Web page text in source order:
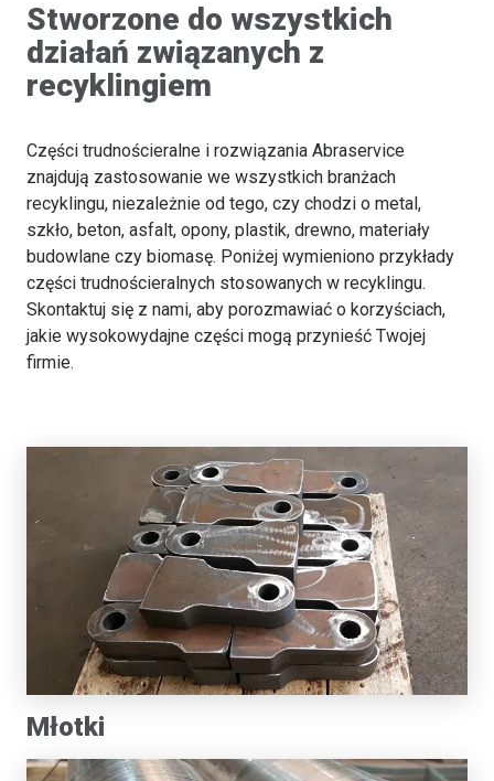
Stworzone do wszystkich
działań związanych z
recyklingiem
Części trudnościeralne i rozwiązania Abraservice
znajdują zastosowanie we wszystkich branżach
recyklingu, niezależnie od tego, czy chodzi o metal,
szkło, beton, asfalt, opony, plastik, drewno, materiały
budowlane czy biomasę. Poniżej wymieniono przykłady
części trudnościeralnych stosowanych w recyklingu.
Skontaktuj się z nami, aby porozmawiać o korzyściach,
jakie wysokowydajne części mogą przynieść Twojej
firmie.
Młotki